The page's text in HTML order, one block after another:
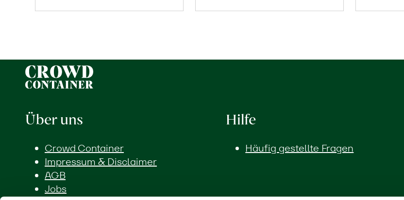
Warenkorb
Warenkorb
Über uns
Crowd Container
Impressum & Disclaimer
AGB
Jobs
Hilfe
Häufig gestellte Fragen